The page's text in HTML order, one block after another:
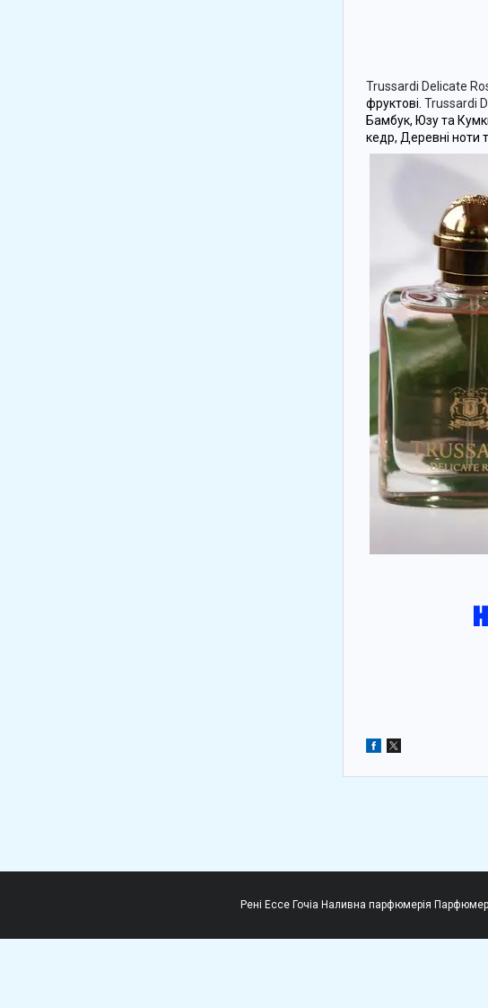
Trussardi Delicate
фруктові. Trussardi
Бамбук, Юзу та
кедр, Деревні ноти